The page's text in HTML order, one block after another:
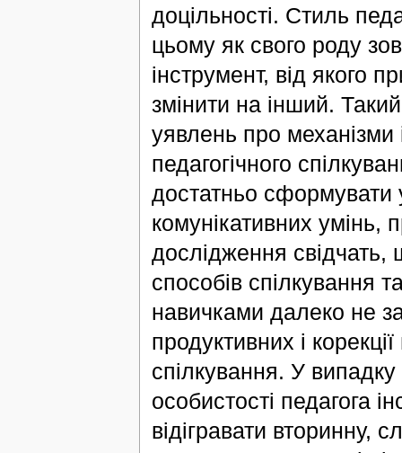
доцільності. Стиль
цьому як свого роду
інструмент, від якого
змінити на інший.
уявлень про механізми
педагогічного
достатньо сформувати
комунікативних умінь,
дослідження
способів спілкування
навичками далеко не
продуктивних і
спілкування. У
особистості педагога
відігравати вторинну,